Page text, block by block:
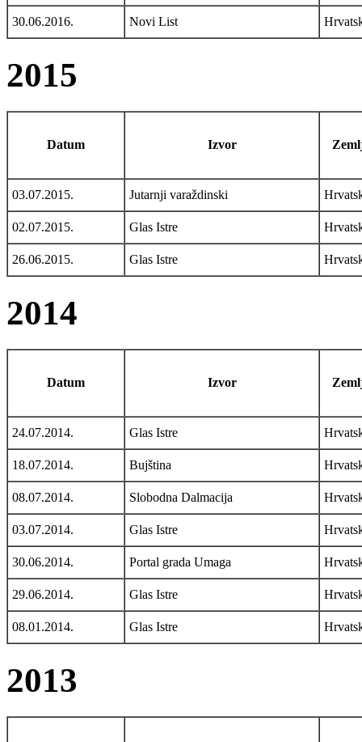
30.06.2016. Novi List
2015
Datum Izvor
03.07.2015. Jutarnji varaždinski
02.07.2015. Glas Istre
26.06.2015. Glas Istre
2014
Datum Izvor
24.07.2014. Glas Istre
18.07.2014. Bujština
08.07.2014. Slobodna Dalmacija
03.07.2014. Glas Istre
30.06.2014. Portal grada Umaga
29.06.2014. Glas Istre
08.01.2014. Glas Istre
2013